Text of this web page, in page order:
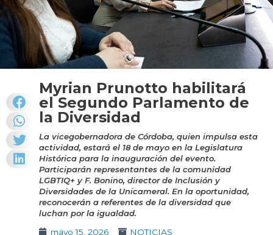
Myrian Prunotto habilitará
el Segundo Parlamento de
la Diversidad
La vicegobernadora de Córdoba, quien impulsa esta
actividad, estará el 18 de mayo en la Legislatura
Histórica para la inauguración del evento.
Participarán representantes de la comunidad
LGBTIQ+ y F. Bonino, director de Inclusión y
Diversidades de la Unicameral. En la oportunidad,
reconocerán a referentes de la diversidad que
luchan por la igualdad.
mayo 15, 2026
NOTICIAS